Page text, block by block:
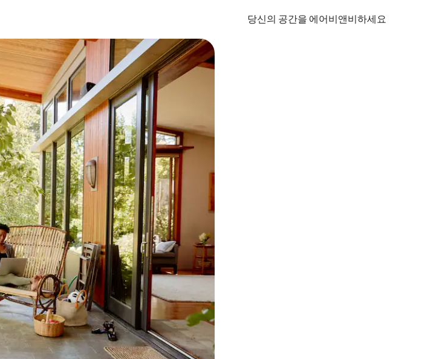
당신의 공간을 에어비앤비하세요
하세요.